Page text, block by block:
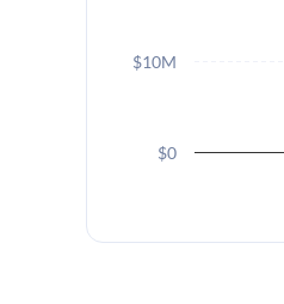
$0
$10M